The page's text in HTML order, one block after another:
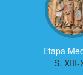
Etapa
S. XIII-